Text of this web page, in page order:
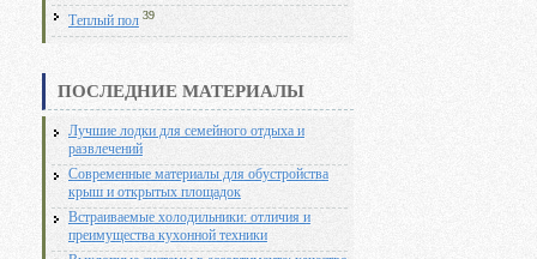
Теплый пол 39
ПОСЛЕДНИЕ МАТЕРИАЛЫ
Лучшие лодки для семейного отдыха и
развлечений
Современные материалы для обустройства
крыш и открытых площадок
Встраиваемые холодильники: отличия и
преимущества кухонной техники